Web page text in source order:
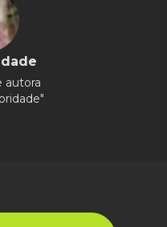
autora